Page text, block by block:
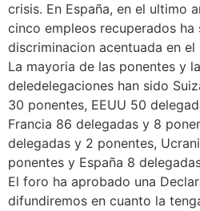
crisis. En España, en el ultimo
cinco empleos recuperados ha
discriminacion acentuada en
La mayoria de las ponentes y
deledelegaciones han sido
30 ponentes, EEUU 50
Francia 86 delegadas y 8
delegadas y 2 ponentes,
ponentes y España 8
El foro ha aprobado una
difundiremos en cuanto la